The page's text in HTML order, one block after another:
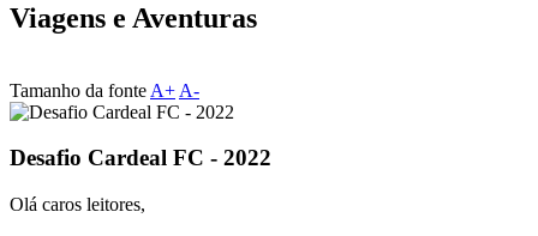
Viagens e Aventuras
Tamanho da fonte A+ A-
Desafio Cardeal FC - 2022
Olá caros leitores,